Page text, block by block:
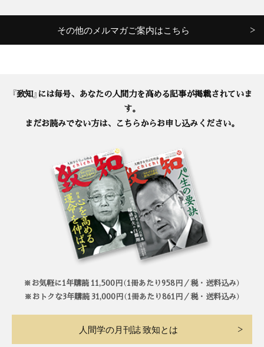
その他のメルマガご案内はこちら
『致知』には毎号、あなたの人間力を高める記事が掲載されていま
す。
まだお読みでない方は、こちらからお申し込みください。
※お気軽に1年購読 11,500円（1冊あたり958円／税・送料込み）
※おトクな3年購読 31,000円（1冊あたり861円／税・送料込み）
人間学の月刊誌 致知とは